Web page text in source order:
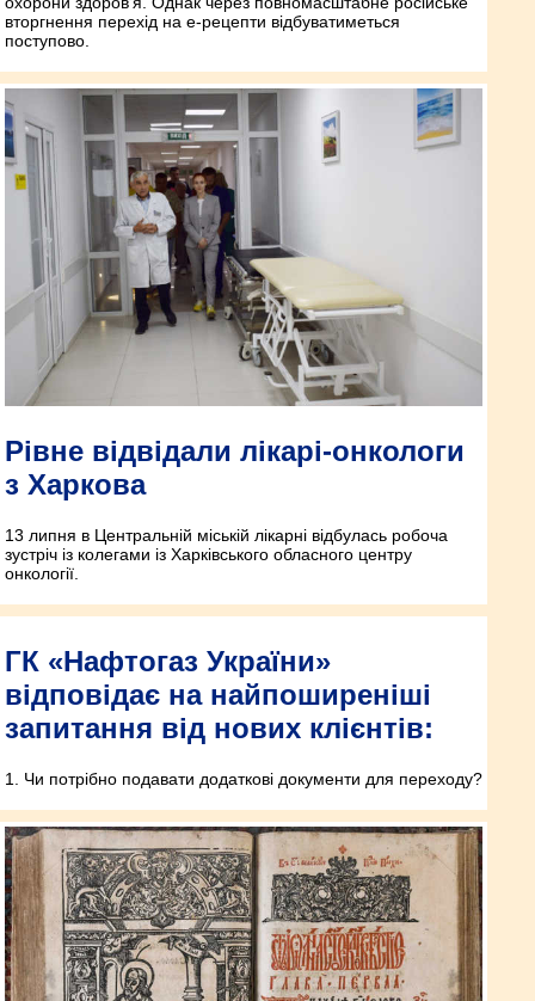
вторгнення перехід на е-рецепти відбуватиметься
поступово.
Рівне відвідали лікарі-онкологи
з Харкова
13 липня в Центральній міській лікарні відбулась робоча
зустріч із колегами із Харківського обласного центру
онкології.
ГК «Нафтогаз України»
відповідає на найпоширеніші
запитання від нових клієнтів:
1. Чи потрібно подавати додаткові документи для переходу?